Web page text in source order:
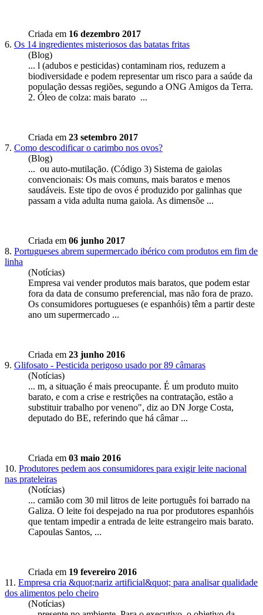
Criada em 16 dezembro 2017
6. Os 14 ingredientes misteriosos das batatas fritas
(Blog)
... l (adubos e pesticidas) contaminam rios, reduzem a
biodiversidade e podem representar um risco para a saúde da
população dessas regiões, segundo a ONG Amigos da Terra.
2. Óleo de colza: mais barato ...
Criada em 23 setembro 2017
7. Como descodificar o carimbo nos ovos?
(Blog)
... ou auto-mutilação. (Código 3) Sistema de gaiolas
convencionais: Os mais comuns, mais baratos e menos
saudáveis. Este tipo de ovos é produzido por galinhas que
passam a vida adulta numa gaiola. As dimensõe ...
Criada em 06 junho 2017
8. Portugueses abrem supermercado ibérico com produtos em fim de
linha
(Notícias)
Empresa vai vender produtos mais baratos, que podem estar
fora da data de consumo preferencial, mas não fora de prazo.
Os consumidores portugueses (e espanhóis) têm a partir deste
ano um supermercado ...
Criada em 23 junho 2016
9. Glifosato - Pesticida perigoso usado por 89 câmaras
(Notícias)
... m, a situação é mais preocupante. É um produto muito
barato, e com a crise e restrições na contratação, estão a
substituir trabalho por veneno", diz ao DN Jorge Costa,
deputado do BE, referindo que há câmar ...
Criada em 03 maio 2016
10. Produtores pedem aos consumidores para exigir leite nacional
nas prateleiras
(Notícias)
... camião com 30 mil litros de leite português foi barrado na
Galiza. O leite foi despejado na rua por produtores espanhóis
que tentam impedir a entrada de leite estrangeiro mais barato.
Capoulas Santos, ...
Criada em 19 fevereiro 2016
11. Empresa cria &quot;nariz artificial&quot; para analisar qualidade
dos alimentos pelo cheiro
(Notícias)